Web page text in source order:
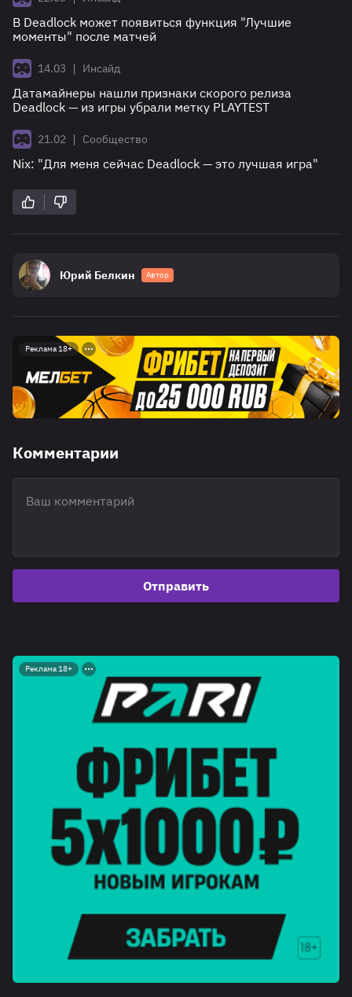
В Deadlock может появиться функция "Лучшие
моменты" после матчей
14.03 | Инсайд
Датамайнеры нашли признаки скорого релиза
Deadlock — из игры убрали метку PLAYTEST
21.02 | Сообщество
Nix: "Для меня сейчас Deadlock — это лучшая игра"
Юрий Белкин Автор
Реклама 18+
Комментарии
Отправить
Реклама 18+